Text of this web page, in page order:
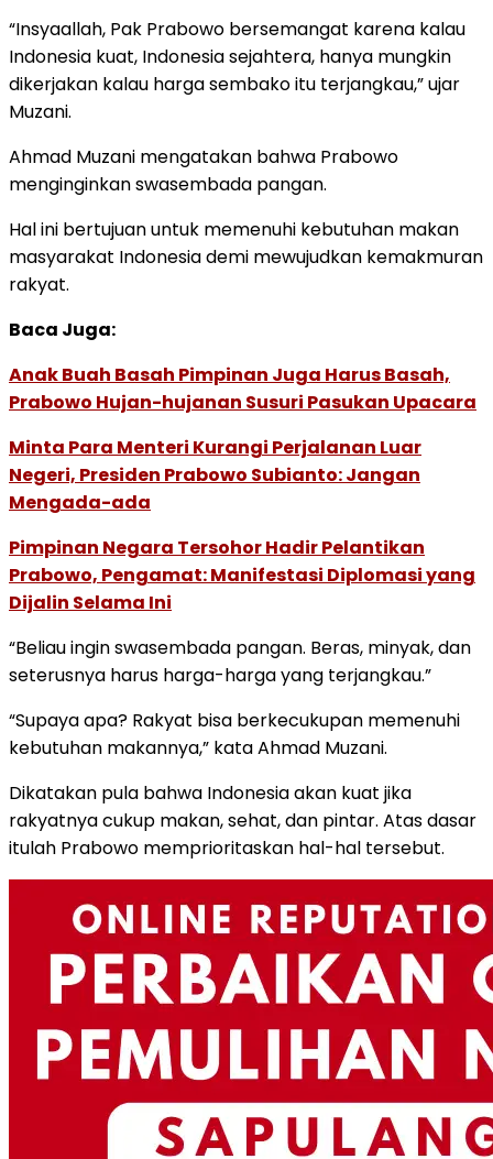
“Insyaallah, Pak Prabowo bersemangat karena kalau
Indonesia kuat, Indonesia sejahtera, hanya mungkin
dikerjakan kalau harga sembako itu terjangkau,” ujar
Muzani.
Ahmad Muzani mengatakan bahwa Prabowo
menginginkan swasembada pangan.
Hal ini bertujuan untuk memenuhi kebutuhan makan
masyarakat Indonesia demi mewujudkan kemakmuran
rakyat.
Baca Juga:
Anak Buah Basah Pimpinan Juga Harus Basah,
Prabowo Hujan-hujanan Susuri Pasukan Upacara
Minta Para Menteri Kurangi Perjalanan Luar
Negeri, Presiden Prabowo Subianto: Jangan
Mengada-ada
Pimpinan Negara Tersohor Hadir Pelantikan
Prabowo, Pengamat: Manifestasi Diplomasi yang
Dijalin Selama Ini
“Beliau ingin swasembada pangan. Beras, minyak, dan
seterusnya harus harga-harga yang terjangkau.”
“Supaya apa? Rakyat bisa berkecukupan memenuhi
kebutuhan makannya,” kata Ahmad Muzani.
Dikatakan pula bahwa Indonesia akan kuat jika
rakyatnya cukup makan, sehat, dan pintar. Atas dasar
itulah Prabowo memprioritaskan hal-hal tersebut.